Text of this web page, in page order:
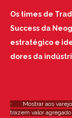
Os times de
Success da
estratégico e
dores da
· Mostrar aos
trazem valor agregado